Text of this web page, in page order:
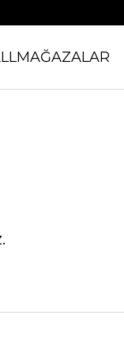
MAĞAZALAR